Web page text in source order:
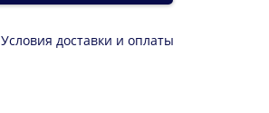
Условия доставки и оплаты